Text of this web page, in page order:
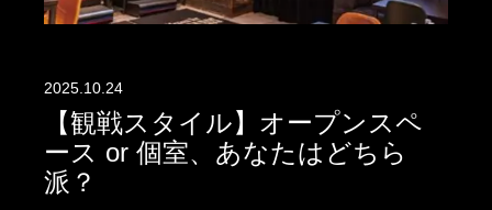
2025.10.24
【観戦スタイル】オープンスペ
ース or 個室、あなたはどちら
派？